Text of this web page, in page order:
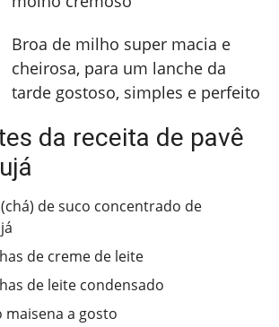
Broa de milho super macia e
cheirosa, para um lanche da
tarde gostoso, simples e perfeito
da receita de pavê
de suco concentrado de
de creme de leite
de leite condensado
maisena a gosto